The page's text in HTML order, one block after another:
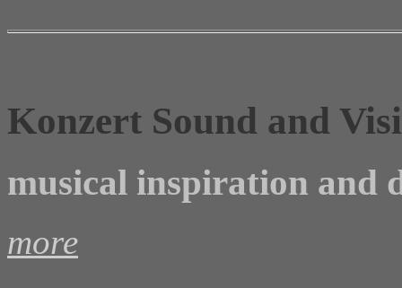
Konzert Sound and
musical inspiration and
more